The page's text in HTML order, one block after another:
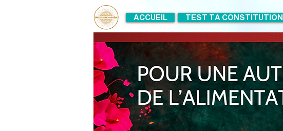
ACCUEIL TEST TA CONSTITUTION